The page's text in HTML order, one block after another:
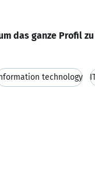
das ganze Profil
technology